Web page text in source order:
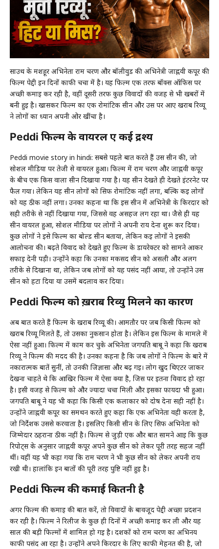
साउथ के मशहूर अभिनेता राम चरण और बॉलीवुड की अभिनेत्री जाह्नवी कपूर की
फिल्म पेद्दी इन दिनों काफी चर्चा में है। यह फिल्म एक तरफ बॉक्स ऑफिस पर
अच्छी कमाई कर रही है, वहीं दूसरी तरफ कुछ विवादों की वजह से भी खबरों में
बनी हुई है। खासकर फिल्म का एक रोमांटिक सीन और उस पर आए खराब रिव्यू
ने लोगों का ध्यान अपनी ओर खींचा है।
Peddi फिल्म के वायरल हुए कई द्रश्य
Peddi movie story in hindi: सबसे पहले बात करते हैं उस सीन की, जो
सोशल मीडिया पर तेजी से वायरल हुआ। फिल्म में राम चरण और जाह्नवी कपूर
के बीच एक किस वाला सीन दिखाया गया है। यह सीन देखते ही देखते इंटरनेट पर
फैल गया। लेकिन यह सीन लोगों को सिर्फ रोमांटिक नहीं लगा, बल्कि कई लोगों
को यह ठीक नहीं लगा। उनका कहना था कि इस सीन में अभिनेत्री के किरदार को
सही तरीके से नहीं दिखाया गया, जिससे वह असहज लग रहा था। जैसे ही यह
सीन वायरल हुआ, सोशल मीडिया पर लोगों ने अपनी राय देना शुरू कर दिया।
कुछ लोगों ने इसे फिल्म का बोल्ड सीन बताया, लेकिन कई लोगों ने इसकी
आलोचना की। बढ़ते विवाद को देखते हुए फिल्म के डायरेक्टर को सामने आकर
सफाई देनी पड़ी। उन्होंने कहा कि उनका मकसद सीन को असली और अलग
तरीके से दिखाना था, लेकिन जब लोगों को यह पसंद नहीं आया, तो उन्होंने उस
सीन को हटा दिया या उसमें बदलाव कर दिया।
Peddi फिल्म को ख़राब रिव्यु मिलने का कारण
अब बात करते हैं फिल्म के खराब रिव्यू की। आमतौर पर जब किसी फिल्म को
खराब रिव्यू मिलते हैं, तो उसका नुकसान होता है। लेकिन इस फिल्म के मामले में
ऐसा नहीं हुआ। फिल्म में काम कर चुके अभिनेता जगपति बाबू ने कहा कि खराब
रिव्यू ने फिल्म की मदद की है। उनका कहना है कि जब लोगों ने फिल्म के बारे में
नकारात्मक बातें सुनीं, तो उनकी जिज्ञासा और बढ़ गई। लोग खुद थिएटर जाकर
देखना चाहते थे कि आखिर फिल्म में ऐसा क्या है, जिस पर इतना विवाद हो रहा
है। इसी वजह से फिल्म को और ज्यादा चर्चा मिली और इसका फायदा भी हुआ।
जगपति बाबू ने यह भी कहा कि किसी एक कलाकार को दोष देना सही नहीं है।
उन्होंने जाह्नवी कपूर का समर्थन करते हुए कहा कि एक अभिनेता वही करता है,
जो निर्देशक उससे करवाता है। इसलिए किसी सीन के लिए सिर्फ अभिनेता को
जिम्मेदार ठहराना ठीक नहीं है। फिल्म से जुड़ी एक और बात सामने आई कि कुछ
रिपोर्ट्स के अनुसार जाह्नवी कपूर अपने कुछ सीन को लेकर पूरी तरह सहज नहीं
थीं। वहीं यह भी कहा गया कि राम चरण ने भी कुछ सीन को लेकर अपनी राय
रखी थी। हालांकि इन बातों की पूरी तरह पुष्टि नहीं हुई है।
Peddi फिल्म की कमाई कितनी है
अगर फिल्म की कमाई की बात करें, तो विवादों के बावजूद पेद्दी अच्छा प्रदर्शन
कर रही है। फिल्म ने रिलीज के कुछ ही दिनों में अच्छी कमाई कर ली और यह
साल की बड़ी फिल्मों में शामिल हो गई है। दर्शकों को राम चरण का अभिनय
काफी पसंद आ रहा है। उन्होंने अपने किरदार के लिए काफी मेहनत की है, जो